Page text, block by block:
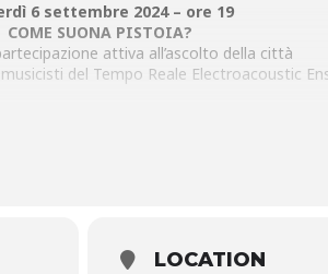
6 settembre 2024 – ore 19
COME SUONA PISTOIA?
attiva all’ascolto della città
del Tempo Reale Electroacoustic
LOCATION